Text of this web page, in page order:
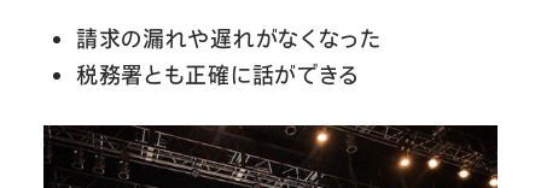
請求の漏れや遅れがなくなった
税務署とも正確に話ができる